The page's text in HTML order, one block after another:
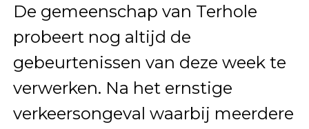
De gemeenschap van Terhole
probeert nog altijd de
gebeurtenissen van deze week te
verwerken. Na het ernstige
verkeersongeval waarbij meerdere